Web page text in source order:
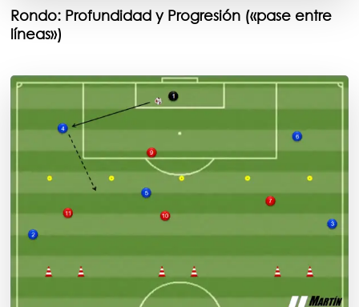
Rondo: Profundidad y Progresión («pase entre
líneas»)